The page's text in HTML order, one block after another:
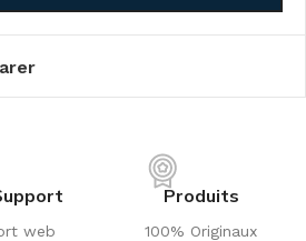
web
Produits
100% Originaux